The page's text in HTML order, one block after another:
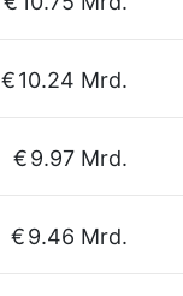
€10.24 Mrd.
€9.97 Mrd.
€9.46 Mrd.